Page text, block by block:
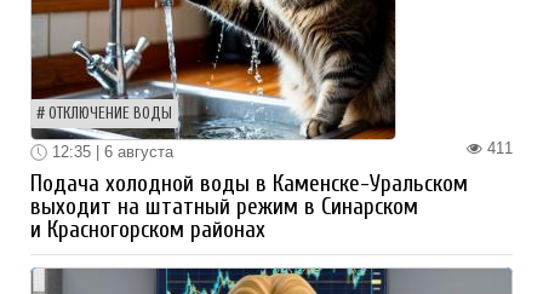
ОТКЛЮЧЕНИЕ ВОДЫ
411
12:35 | 6 августа
Подача холодной воды в Каменске-Уральском
выходит на штатный режим в Синарском
и Красногорском районах